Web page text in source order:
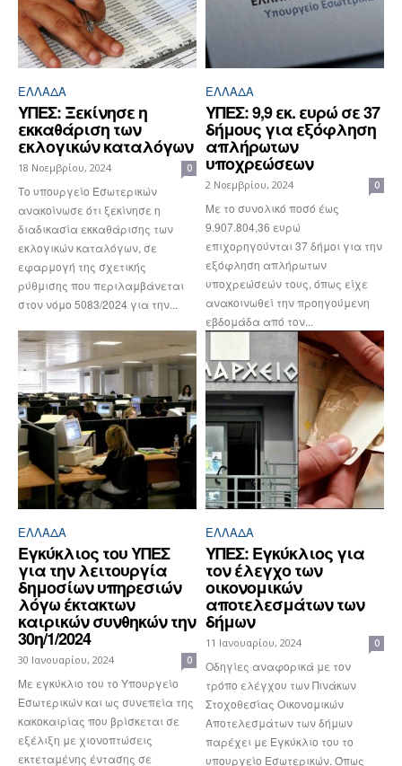
ΕΛΛΆΔΑ
ΥΠΕΣ: Ξεκίνησε η
εκκαθάριση των
εκλογικών καταλόγων
18 Νοεμβρίου, 2024 0
Το υπουργείο Εσωτερικών
ανακοίνωσε ότι ξεκίνησε η
διαδικασία εκκαθάρισης των
εκλογικών καταλόγων, σε
εφαρμογή της σχετικής
ρύθμισης που περιλαμβάνεται
στον νόμο 5083/2024 για την...
ΕΛΛΆΔΑ
ΥΠΕΣ: 9,9 εκ. ευρώ σε 37
δήμους για εξόφληση
απλήρωτων
υποχρεώσεων
2 Νοεμβρίου, 2024 0
Με το συνολικό ποσό έως
9.907.804,36 ευρώ
επιχορηγούνται 37 δήμοι για την
εξόφληση απλήρωτων
υποχρεώσεών τους, όπως είχε
ανακοινωθεί την προηγούμενη
εβδομάδα από τον...
ΕΛΛΆΔΑ
Εγκύκλιος του ΥΠΕΣ
για την λειτουργία
δημοσίων υπηρεσιών
λόγω έκτακτων
καιρικών συνθηκών την
30η/1/2024
30 Ιανουαρίου, 2024 0
Με εγκύκλιο του το Υπουργείο
Εσωτερικών και ως συνεπεία της
κακοκαιρίας που βρίσκεται σε
εξέλιξη με χιονοπτώσεις
εκτεταμένης έντασης σε
ΕΛΛΆΔΑ
ΥΠΕΣ: Εγκύκλιος για
τον έλεγχο των
οικονομικών
αποτελεσμάτων των
δήμων
11 Ιανουαρίου, 2024 0
Οδηγίες αναφορικά με τον
τρόπο ελέγχου των Πινάκων
Στοχοθεσίας Οικονομικών
Αποτελεσμάτων των δήμων
παρέχει με Εγκύκλιο του το
υπουργείο Εσωτερικών. Όπως